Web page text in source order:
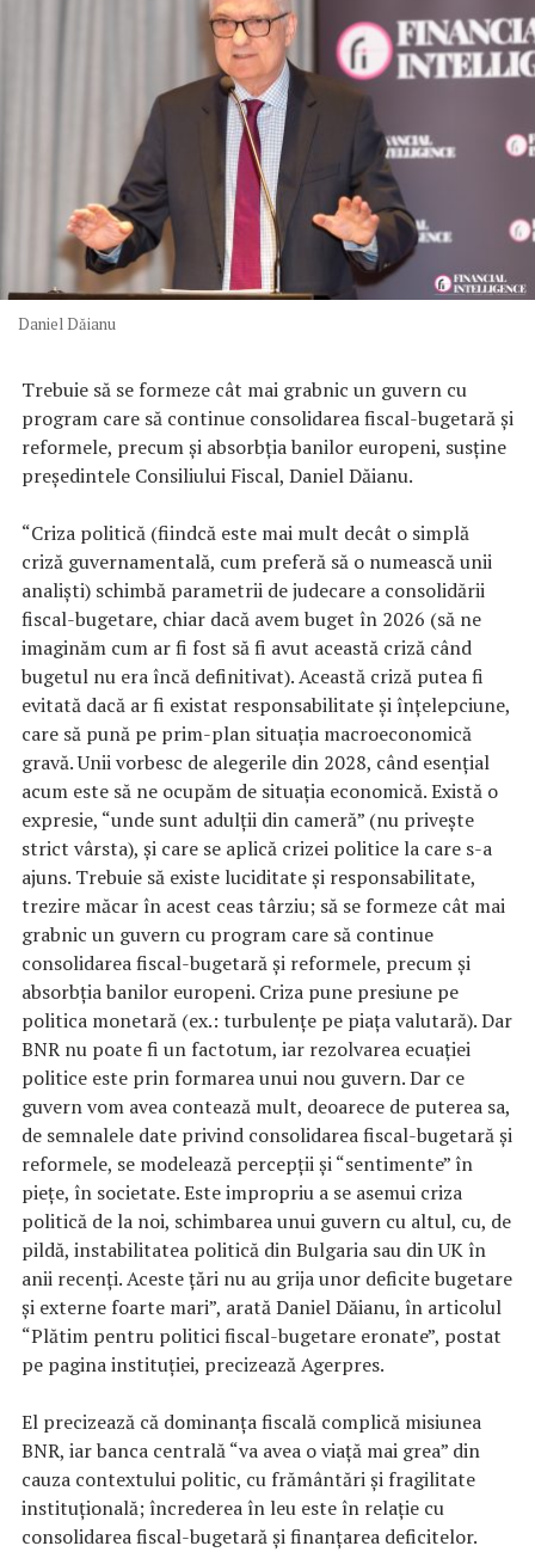
Daniel Dăianu
Trebuie să se formeze cât mai grabnic un guvern cu
program care să continue consolidarea fiscal-bugetară şi
reformele, precum şi absorbţia banilor europeni, susţine
preşedintele Consiliului Fiscal, Daniel Dăianu.
“Criza politică (fiindcă este mai mult decât o simplă
criză guvernamentală, cum preferă să o numească unii
analişti) schimbă parametrii de judecare a consolidării
fiscal-bugetare, chiar dacă avem buget în 2026 (să ne
imaginăm cum ar fi fost să fi avut această criză când
bugetul nu era încă definitivat). Această criză putea fi
evitată dacă ar fi existat responsabilitate şi înţelepciune,
care să pună pe prim-plan situaţia macroeconomică
gravă. Unii vorbesc de alegerile din 2028, când esenţial
acum este să ne ocupăm de situaţia economică. Există o
expresie, “unde sunt adulţii din cameră” (nu priveşte
strict vârsta), şi care se aplică crizei politice la care s-a
ajuns. Trebuie să existe luciditate şi responsabilitate,
trezire măcar în acest ceas târziu; să se formeze cât mai
grabnic un guvern cu program care să continue
consolidarea fiscal-bugetară şi reformele, precum şi
absorbţia banilor europeni. Criza pune presiune pe
politica monetară (ex.: turbulenţe pe piaţa valutară). Dar
BNR nu poate fi un factotum, iar rezolvarea ecuaţiei
politice este prin formarea unui nou guvern. Dar ce
guvern vom avea contează mult, deoarece de puterea sa,
de semnalele date privind consolidarea fiscal-bugetară şi
reformele, se modelează percepţii şi “sentimente” în
pieţe, în societate. Este impropriu a se asemui criza
politică de la noi, schimbarea unui guvern cu altul, cu, de
pildă, instabilitatea politică din Bulgaria sau din UK în
anii recenţi. Aceste ţări nu au grija unor deficite bugetare
şi externe foarte mari”, arată Daniel Dăianu, în articolul
“Plătim pentru politici fiscal-bugetare eronate”, postat
pe pagina instituţiei, precizează Agerpres.
El precizează că dominanţa fiscală complică misiunea
BNR, iar banca centrală “va avea o viaţă mai grea” din
cauza contextului politic, cu frământări şi fragilitate
instituţională; încrederea în leu este în relaţie cu
consolidarea fiscal-bugetară şi finanţarea deficitelor.